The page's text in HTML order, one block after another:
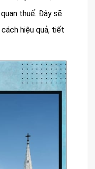
thuế. Đây sẽ
hiệu quả, tiết